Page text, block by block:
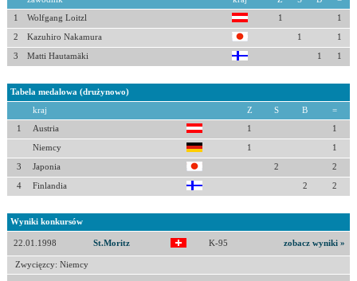
1 Wolfgang Loitzl 1 1
2 Kazuhiro Nakamura 1 1
3 Matti Hautamäki 1 1
Tabela medalowa (drużynowo)
kraj Z S B =
1 Austria 1 1
Niemcy 1 1
3 Japonia 2 2
4 Finlandia 2 2
Wyniki konkursów
22.01.1998 St.Moritz K-95 zobacz wyniki »
Zwycięzcy: Niemcy